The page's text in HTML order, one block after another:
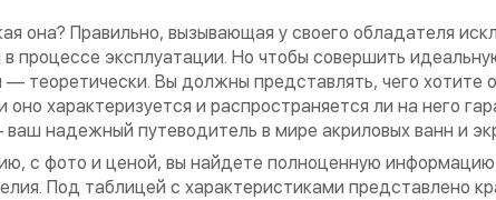
она? Правильно, вызывающая у своего обладателя
процессе эксплуатации. Но чтобы совершить
— теоретически. Вы должны представлять, чего хотите
характеризуется и распространяется ли на него
надежный путеводитель в мире акриловых ванн и
с фото и ценой, вы найдете полноценную
Под таблицей с характеристиками представлено